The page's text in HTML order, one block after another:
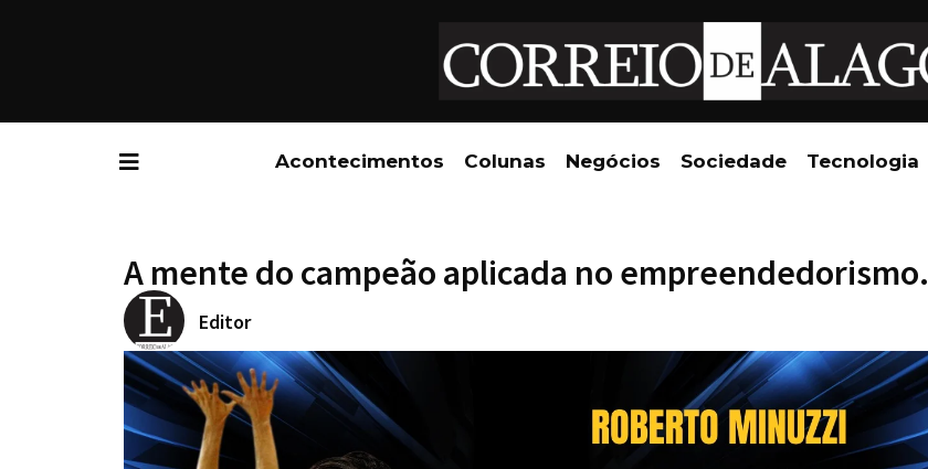
Acontecimentos Colunas Negócios Sociedade Tecnologia
A mente do campeão aplicada no empreendedorismo.
Editor